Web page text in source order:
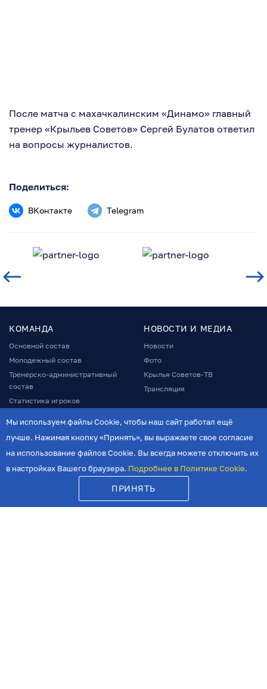
После матча с махачкалинским «Динамо» главный
тренер «Крыльев Советов» Сергей Булатов ответил
на вопросы журналистов.
Поделиться:
ВКонтакте Telegram
КОМАНДА
Основной состав
Молодежный состав
Тренерско-административный
состав
Статистика игроков
НОВОСТИ И МЕДИА
Новости
Фото
Крылья Советов-ТВ
Трансляция
БИЛЕТЫ
Руководство
Фонд поддержки
Спонсоры и партнеры
Стадион
Мы используем файлы Cookie, чтобы наш сайт работал ещё
лучше. Нажимая кнопку «Принять», вы выражаете свое согласие
на использование файлов Cookie. Вы всегда можете отключить их
в настройках Вашего браузера. Подробнее в Политике Cookie.
ПРИНЯТЬ